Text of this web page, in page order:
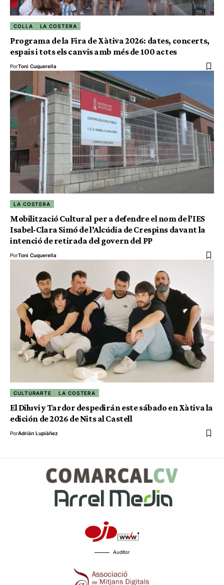
COLLA LA COSTERA
Programa de la Fira de Xàtiva 2026: dates, concerts,
espais i tots els canvis amb més de 100 actes
PorToni Cuquerella
LA COSTERA
Mobilització Cultural per a defendre el nom de l’IES
Isabel-Clara Simó de l’Alcúdia de Crespins davant la
intenció de retirada del govern del PP
PorToni Cuquerella
CULTURARTE LA COSTERA
El Diluvi y Tardor despedirán este sábado en Xàtiva la
edición de 2026 de Nits al Castell
PorAdrián Lupiáñez
Auditor